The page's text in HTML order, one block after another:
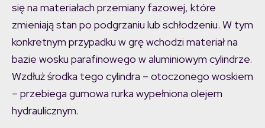
się na materiałach przemiany fazowej, które
zmieniają stan po podgrzaniu lub schłodzeniu. W tym
konkretnym przypadku w grę wchodzi materiał na
bazie wosku parafinowego w aluminiowym cylindrze.
Wzdłuż środka tego cylindra – otoczonego woskiem
– przebiega gumowa rurka wypełniona olejem
hydraulicznym.